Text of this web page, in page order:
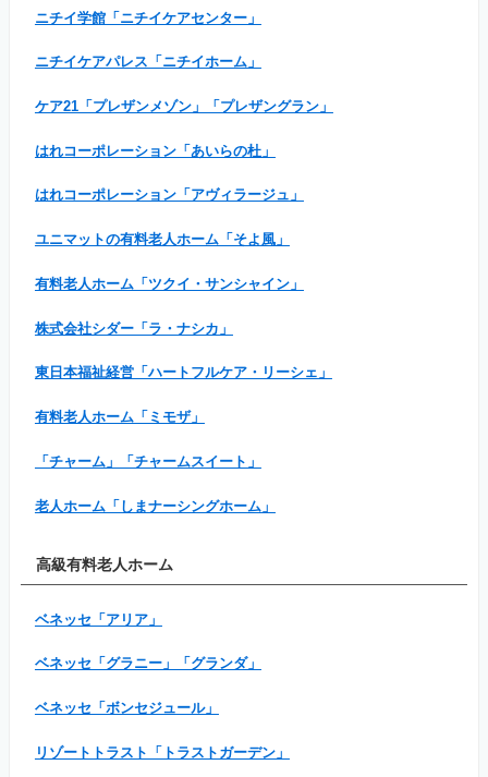
ニチイ学館「ニチイケアセンター」
ニチイケアパレス「ニチイホーム」
ケア21「プレザンメゾン」「プレザングラン」
はれコーポレーション「あいらの杜」
はれコーポレーション「アヴィラージュ」
ユニマットの有料老人ホーム「そよ風」
有料老人ホーム「ツクイ・サンシャイン」
株式会社シダー「ラ・ナシカ」
東日本福祉経営「ハートフルケア・リーシェ」
有料老人ホーム「ミモザ」
「チャーム」「チャームスイート」
老人ホーム「しまナーシングホーム」
高級有料老人ホーム
ベネッセ「アリア」
ベネッセ「グラニー」「グランダ」
ベネッセ「ボンセジュール」
リゾートトラスト「トラストガーデン」